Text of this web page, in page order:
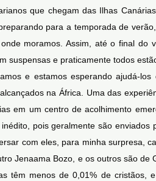
que chegam das Ilhas
para a temporada de
moramos. Assim, até o final do
suspensas e praticamente todos
e estamos esperando ajudá-
na África. Uma das
em um centro de acolhimento
pois geralmente são
com eles, para minha surpresa,
Jenaama Bozo, e os outros são de
têm menos de 0,01% de